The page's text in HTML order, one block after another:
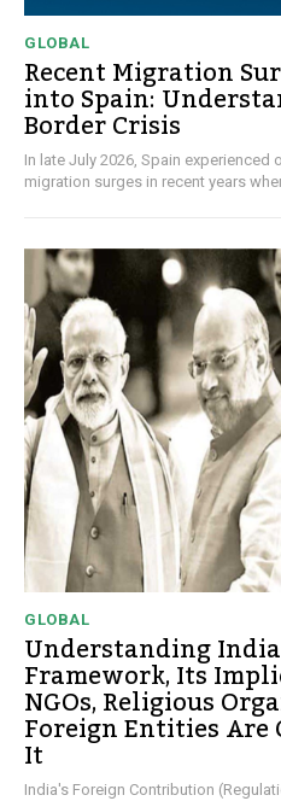
GLOBAL
Recent Migration
into Spain:
Border Crisis
In late July 2026, Spain experienced
migration surges in recent years
GLOBAL
Understanding
Framework, Its
NGOs, Religious
Foreign Entities
It
India's Foreign Contribution